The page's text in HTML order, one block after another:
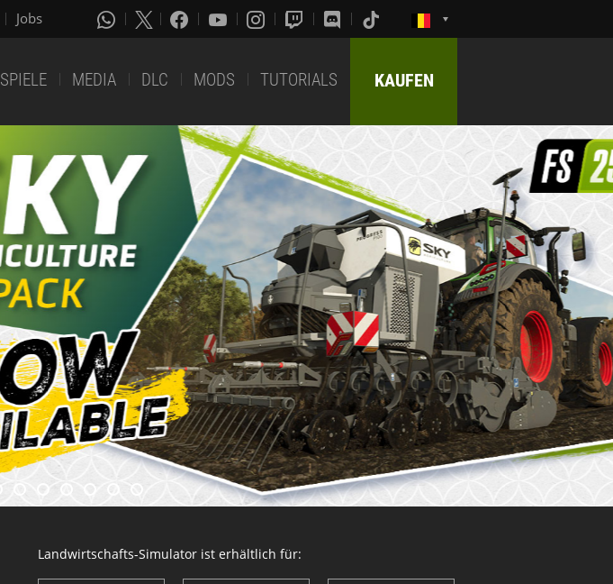
Jobs
SPIELE MEDIA DLC MODS TUTORIALS KAUFEN
Landwirtschafts-Simulator ist erhältlich für: